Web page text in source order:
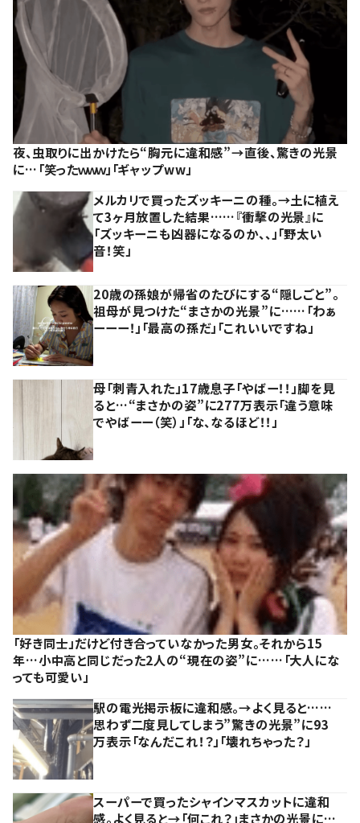
夜、虫取りに出かけたら“胸元に違和感”→直後、驚きの光景
に…「笑ったｗｗｗ」「ギャップww」
メルカリで買ったズッキーニの種。→土に植え
て3ヶ月放置した結果……『衝撃の光景』に
「ズッキーニも凶器になるのか、、」「野太い
音！笑」
20歳の孫娘が帰省のたびにする“隠しごと”。
祖母が見つけた“まさかの光景”に……「わぁ
ーーー！」「最高の孫だ」「これいいですね」
母「刺青入れた」17歳息子「やばー！！」脚を見
ると…“まさかの姿”に277万表示「違う意味
でやばーー（笑）」「な、なるほど！！」
「好き同士」だけど付き合っていなかった男女。それから15
年…小中高と同じだった2人の“現在の姿”に……「大人にな
っても可愛い」
駅の電光掲示板に違和感。→よく見ると……
思わず二度見してしまう”驚きの光景”に93
万表示「なんだこれ！？」「壊れちゃった？」
スーパーで買ったシャインマスカットに違和
感。よく見ると→「何これ？」まさかの光景に…